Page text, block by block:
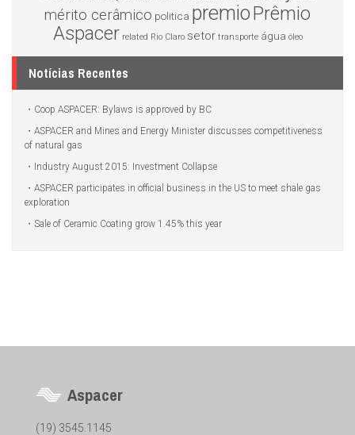
mérito cerâmico politica premioPrêmio
Aspacer related Rio Claro setor transporte água óleo
Notícias Recentes
Coop ASPACER: Bylaws is approved by BC
ASPACER and Mines and Energy Minister discusses competitiveness
of natural gas
Industry August 2015: Investment Collapse
ASPACER participates in official business in the US to meet shale gas
exploration
Sale of Ceramic Coating grow 1.45% this year
Aspacer
(19) 3545.1145